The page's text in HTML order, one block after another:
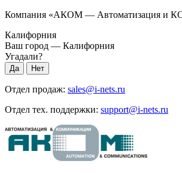
Компания «АКОМ — Автоматизация и
Калифорния
Ваш город — Калифорния
Угадали?
Отдел продаж: sales@i-nets.ru
Отдел тех. поддержки: support@i-nets.ru